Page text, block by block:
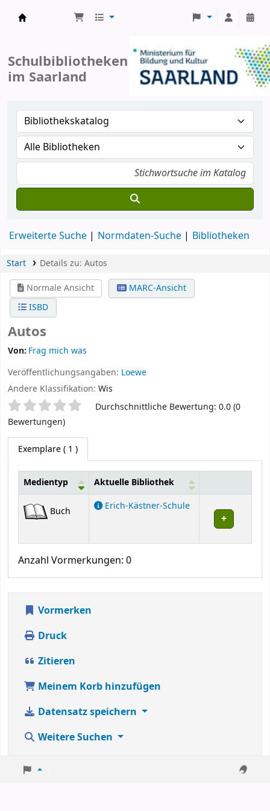
Schulbibliotheken
im Saarland
Erweiterte Suche Normdaten-Suche Bibliotheken
Start Details zu: Autos
Normale Ansicht
MARC-Ansicht
ISBD
Autos
Von: Frag mich was
Veröffentlichungsangaben: Loewe
Andere Klassifikation: Wis
SternchenbewertungDurchschnittliche Bewertung: 0.0 (0
Bewertungen)
Exemplare( 1 )
Exemplare
Medientyp Aktuelle Bibliothek
Buch Erich-Kästner-Schule
Anzahl Vormerkungen: 0
Vormerken
Druck
Zitieren
Meinem Korb hinzufügen
Datensatz speichern
Weitere Suchen